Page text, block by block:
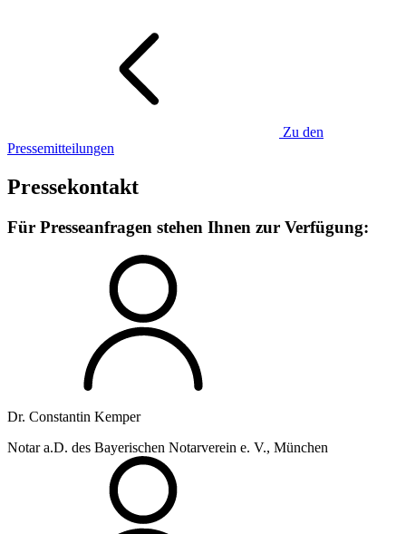
Zu den
Pressemitteilungen
Pressekontakt
Für Presseanfragen stehen Ihnen zur Verfügung:
Dr. Constantin Kemper
Notar a.D. des Bayerischen Notarverein e. V., München